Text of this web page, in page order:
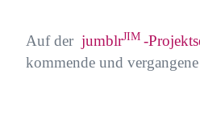
Auf der jumblrJIM -
kommende und vergangene